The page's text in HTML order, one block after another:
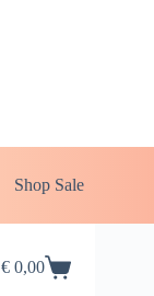
Shop Sale
Winkelwagen
€0,00